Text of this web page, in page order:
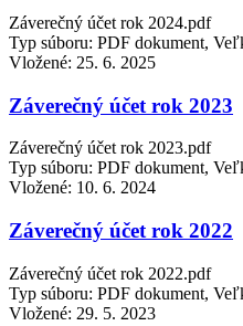
Záverečný účet rok 2024.pdf
Typ súboru: PDF dokument,
Vložené: 25. 6. 2025
Záverečný účet rok 2023
Záverečný účet rok 2023.pdf
Typ súboru: PDF dokument,
Vložené: 10. 6. 2024
Záverečný účet rok 2022
Záverečný účet rok 2022.pdf
Typ súboru: PDF dokument,
Vložené: 29. 5. 2023